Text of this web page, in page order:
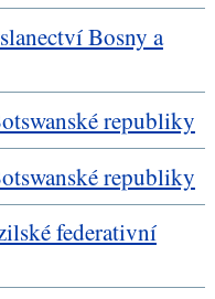
Bosny a
republiky
republiky
federativní